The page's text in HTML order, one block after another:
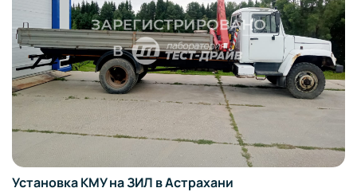
КМУ на ЗИЛ в Астрахани